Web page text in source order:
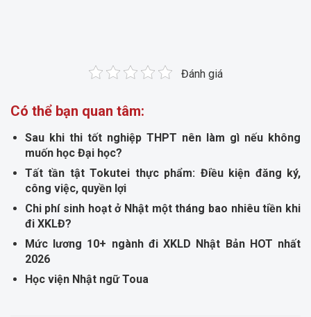
Đánh giá
Có thể bạn quan tâm:
Sau khi thi tốt nghiệp THPT nên làm gì nếu không
muốn học Đại học?
Tất tần tật Tokutei thực phẩm: Điều kiện đăng ký,
công việc, quyền lợi
Chi phí sinh hoạt ở Nhật một tháng bao nhiêu tiền khi
đi XKLĐ?
Mức lương 10+ ngành đi XKLD Nhật Bản HOT nhất
2026
Học viện Nhật ngữ Toua